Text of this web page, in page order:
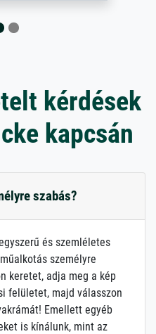
kérdések
kapcsán
szabás?
és szemléletes
személyre
keretet, adja meg a kép
felületet, majd válasszon
Emellett egyéb
is kínálunk, mint az